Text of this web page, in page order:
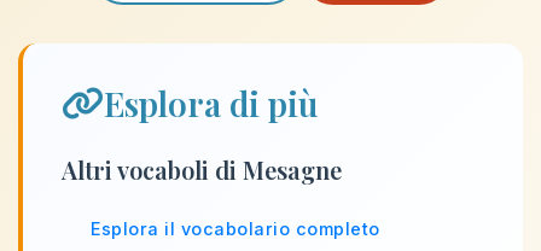
Esplora di più
Altri vocaboli di Mesagne
Esplora il vocabolario completo